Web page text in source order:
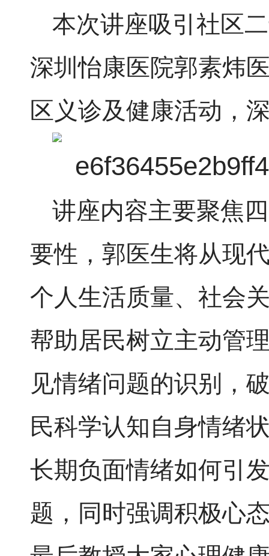
本次讲座吸引社区
深圳怡康医院郭素炜
区义诊及健康活动，
讲座内容主要聚焦
要性，郭医生将从现
个人生活质量、社会
帮助居民树立主动管
见情绪问题的识别，
民科学认知自身情绪
长期负面情绪如何引
题，同时强调积极心